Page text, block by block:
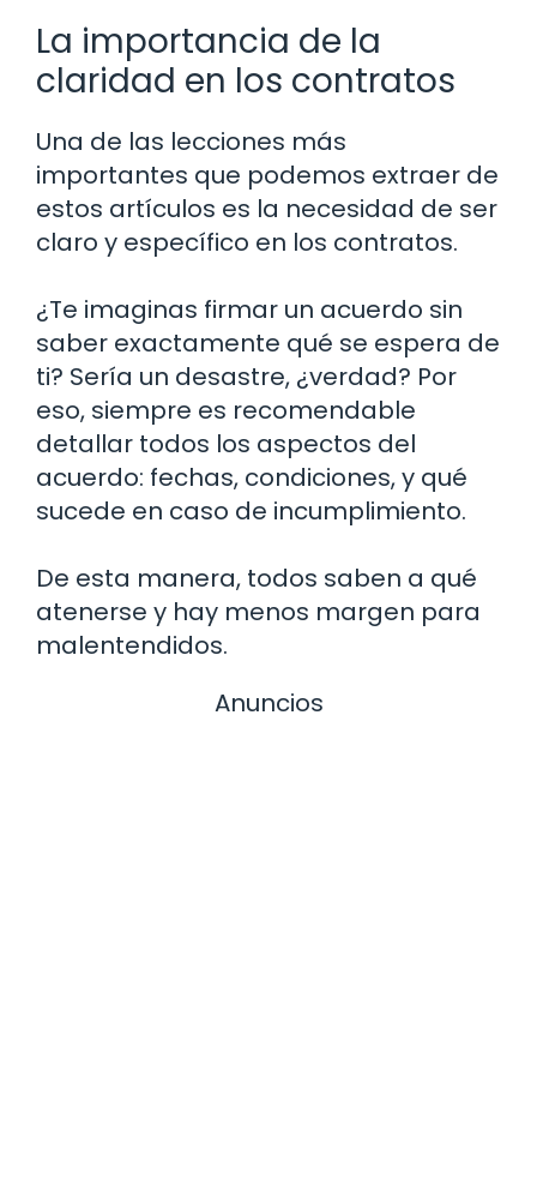
La importancia de la
claridad en los contratos
Una de las lecciones más
importantes que podemos extraer de
estos artículos es la necesidad de ser
claro y específico en los contratos.
¿Te imaginas firmar un acuerdo sin
saber exactamente qué se espera de
ti? Sería un desastre, ¿verdad? Por
eso, siempre es recomendable
detallar todos los aspectos del
acuerdo: fechas, condiciones, y qué
sucede en caso de incumplimiento.
De esta manera, todos saben a qué
atenerse y hay menos margen para
malentendidos.
Anuncios